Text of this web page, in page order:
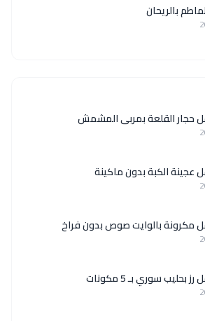
بالريحان
حجار القلعة بمربى المشمش
عجينة الكبة بدون ماكينة
مكرونة بالوايت صوص بدون فراخ
سوري بـ 5 مكونات